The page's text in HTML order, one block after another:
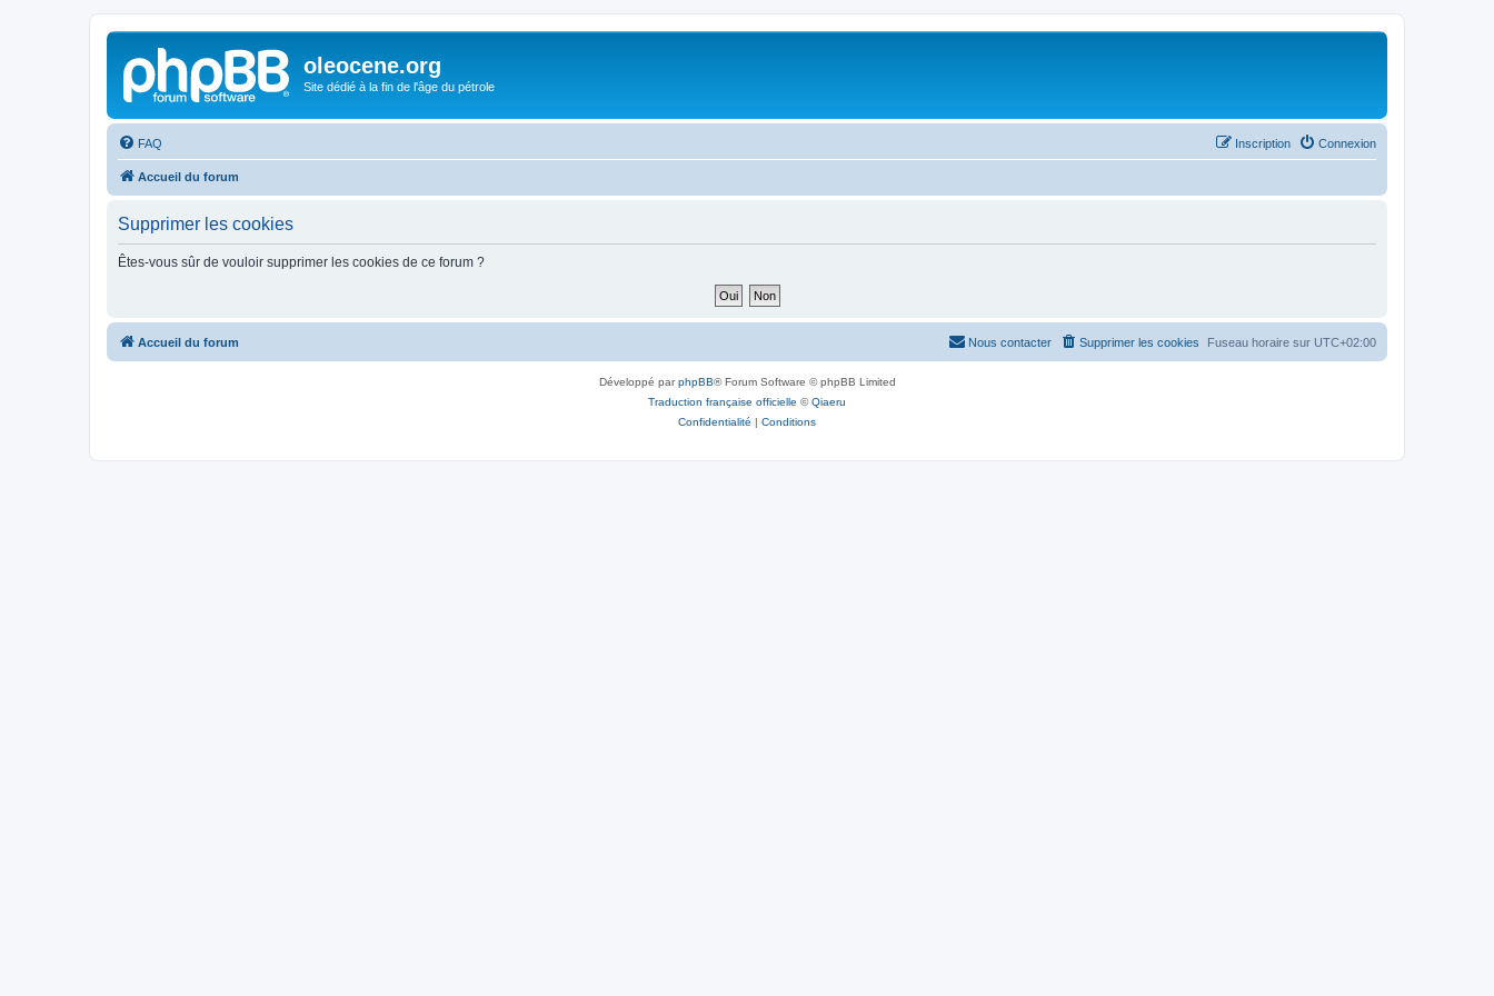
oleocene.org
Site dédié à la fin de l'âge du pétrole
FAQ Connexion
Inscription
Accueil du forum
Supprimer les cookies
Êtes-vous sûr de vouloir supprimer les cookies de ce forum ?
Accueil du forum Fuseau horaire sur UTC+02:00
Supprimer les cookies
Nous contacter
Développé parphpBB® Forum Software © phpBB Limited
Traduction française officielle ©Qiaeru
Confidentialité | Conditions